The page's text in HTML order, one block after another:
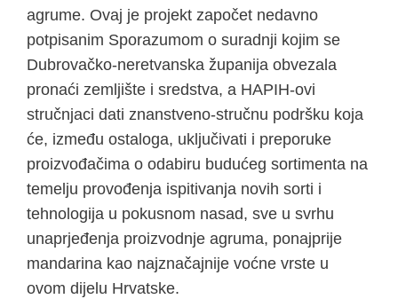
agrume. Ovaj je projekt započet nedavno
potpisanim Sporazumom o suradnji kojim se
Dubrovačko-neretvanska županija obvezala
pronaći zemljište i sredstva, a HAPIH-ovi
stručnjaci dati znanstveno-stručnu podršku koja
će, između ostaloga, uključivati i preporuke
proizvođačima o odabiru budućeg sortimenta na
temelju provođenja ispitivanja novih sorti i
tehnologija u pokusnom nasad, sve u svrhu
unaprjeđenja proizvodnje agruma, ponajprije
mandarina kao najznačajnije voćne vrste u
ovom dijelu Hrvatske.